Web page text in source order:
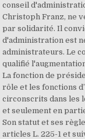
conseil
Christoph Franz, ne
par solidarité. Il
d'administration est
administrateurs. Le
qualifié
La fonction de
rôle et les fonctions
circonscrits dans les
et seulement en
Son statut et ses
articles L. 225-1 et